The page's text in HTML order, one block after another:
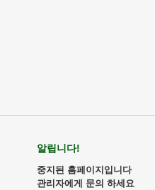
알립니다!
중지된 홈페이지입니다
관리자에게 문의 하세요